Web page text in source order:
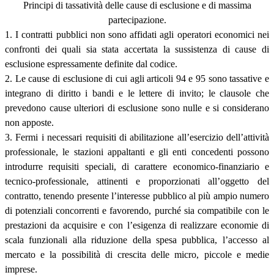
Principi di tassatività delle cause di esclusione e di massima
partecipazione.
1. I contratti pubblici non sono affidati agli operatori economici nei
confronti dei quali sia stata accertata la sussistenza di cause di
esclusione espressamente definite dal codice.
2. Le cause di esclusione di cui agli articoli 94 e 95 sono tassative e
integrano di diritto i bandi e le lettere di invito; le clausole che
prevedono cause ulteriori di esclusione sono nulle e si considerano
non apposte.
3. Fermi i necessari requisiti di abilitazione all’esercizio dell’attività
professionale, le stazioni appaltanti e gli enti concedenti possono
introdurre requisiti speciali, di carattere economico-finanziario e
tecnico-professionale, attinenti e proporzionati all’oggetto del
contratto, tenendo presente l’interesse pubblico al più ampio numero
di potenziali concorrenti e favorendo, purché sia compatibile con le
prestazioni da acquisire e con l’esigenza di realizzare economie di
scala funzionali alla riduzione della spesa pubblica, l’accesso al
mercato e la possibilità di crescita delle micro, piccole e medie
imprese.